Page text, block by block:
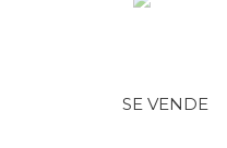
SE VENDE